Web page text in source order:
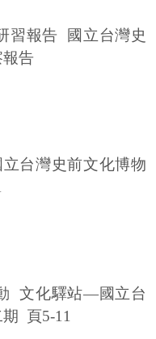
習報告
國立台灣史
告
台灣史前文化博物
文化驛站—國立台
頁5-11